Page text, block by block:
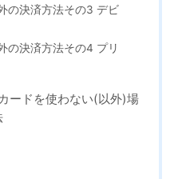
の決済方法その3 デビ
の決済方法その4 プリ
ードを使わない(以外)場